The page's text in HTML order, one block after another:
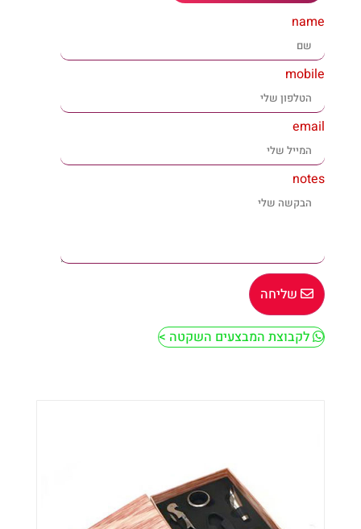
name
mobile
email
notes
שליחה
לקבוצת המבצעים השקטה >